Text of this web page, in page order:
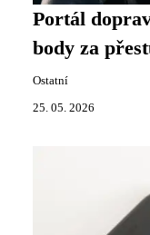
Portál
body za
Ostatní
25. 05. 2026